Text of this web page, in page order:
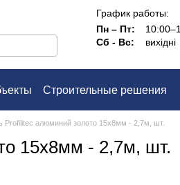
График работы:
Пн – Пт:
Сб - Вс:
вихідні
Строительные решения
Profilitec алюминий золото 15х8мм - 2,7м, шт.
15х8мм - 2,7м, шт.